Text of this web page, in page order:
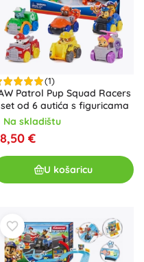
lako ćete upotpuniti
,radost otkrivanjai
(1)
Patrol Pup Squad Racers
set od 6 autića s figuricama
Na skladištu
€
U košaricu